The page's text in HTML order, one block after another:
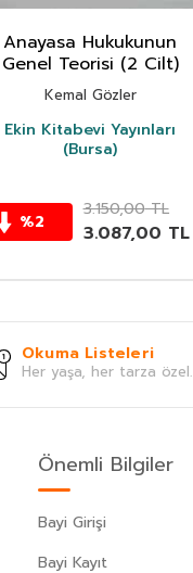
Anayasa Hukukunun
Genel Teorisi (2 Cilt)
Kemal Gözler
Ekin Kitabevi Yayınları
(Bursa)
%2
3.150,00TL
3.087,00 TL
Okuma Listeleri
Her yaşa, her tarza özel.
Önemli Bilgiler
Bayi Girişi
Bayi Kayıt